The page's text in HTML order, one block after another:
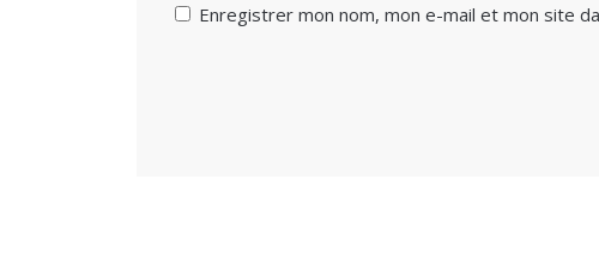
Enregistrer mon nom, mon e-mail et mon site